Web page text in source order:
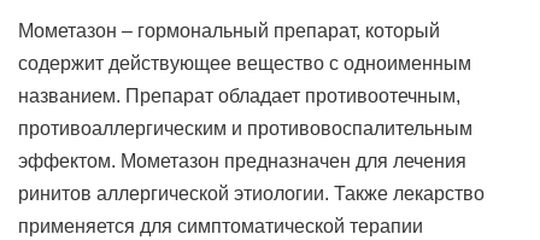
Мометазон – гормональный препарат, который
содержит действующее вещество с одноименным
названием. Препарат обладает противоотечным,
противоаллергическим и противовоспалительным
эффектом. Мометазон предназначен для лечения
ринитов аллергической этиологии. Также лекарство
применяется для симптоматической терапии